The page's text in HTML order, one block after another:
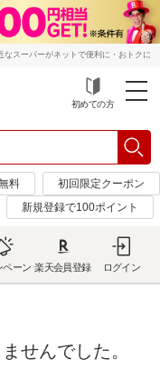
なスーパーがネットで便利に・おトクに
初めての方
料
初回限定クーポン
新規登録で100ポイント
ペーン 楽天会員登録 ログイン
せんでした。